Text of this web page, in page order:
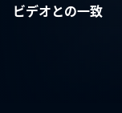
ビデオとの一致